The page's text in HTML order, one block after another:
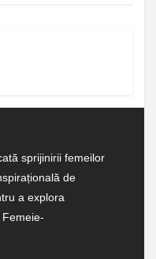
sprijinirii femeilor
de
a explora